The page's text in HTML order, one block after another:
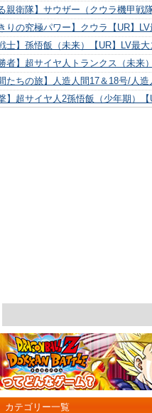
親衛隊】サウザー（クウラ機甲戦
りの究極パワー】クウラ【UR】LV
士】孫悟飯（未来）【UR】LV最大
者】超サイヤ人トランクス（未来
たちの旅】人造人間17＆18号/人
】超サイヤ人2孫悟飯（少年期）【
めき】クリリン【UR】LV最大ス
好機】人造人間16号【UR】LV最
カテゴリー一覧